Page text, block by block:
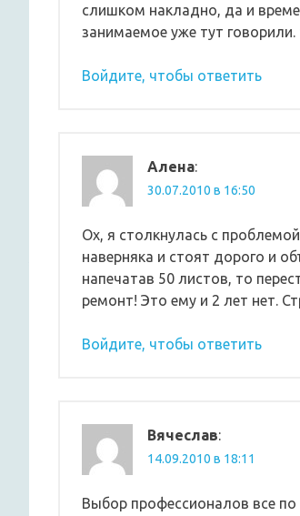
слишком накладно, да и
занимаемое уже тут
Войдите, чтобы ответить
Алена:
30.07.2010 в 16:50
Ох, я столкнулась с
наверняка и стоят дорого и
напечатав 50 листов, то
ремонт! Это ему и 2 лет нет.
Войдите, чтобы ответить
Вячеслав:
14.09.2010 в 18:11
Выбор профессионалов все